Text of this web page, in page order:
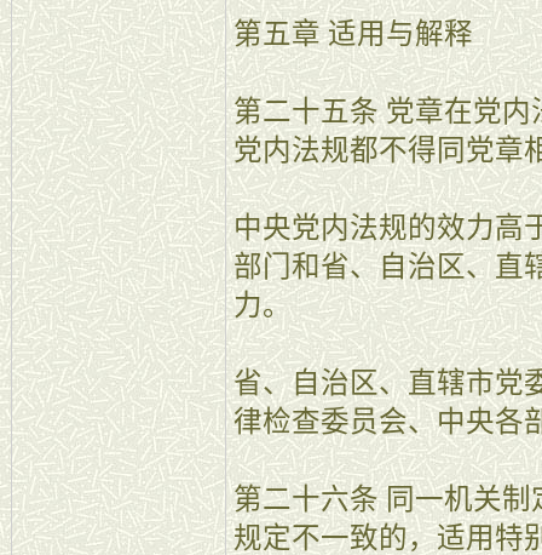
第五章 适用与解释
第二十五条 党章在党
党内法规都不得同党章
中央党内法规的效力高
部门和省、自治区、直
力。
省、自治区、直辖市党
律检查委员会、中央各
第二十六条 同一机关
规定不一致的，适用特